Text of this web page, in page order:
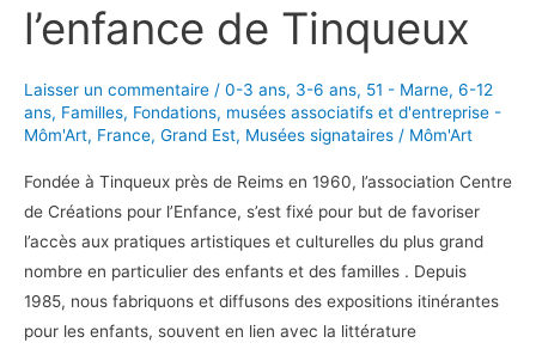
l’enfance de Tinqueux
Laisser un commentaire / 0-3 ans, 3-6 ans, 51 - Marne, 6-12
ans, Familles, Fondations, musées associatifs et d'entreprise -
Môm'Art, France, Grand Est, Musées signataires / Môm'Art
Fondée à Tinqueux près de Reims en 1960, l’association Centre
de Créations pour l’Enfance, s’est fixé pour but de favoriser
l’accès aux pratiques artistiques et culturelles du plus grand
nombre en particulier des enfants et des familles . Depuis
1985, nous fabriquons et diffusons des expositions itinérantes
pour les enfants, souvent en lien avec la littérature